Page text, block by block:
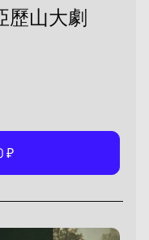
歷山大劇
₽